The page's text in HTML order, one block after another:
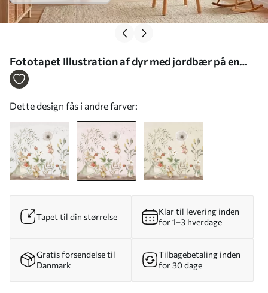
Fototapet Illustration af dyr med jordbær på en
lyserød baggrund Nr. w05422v1
Dette design fås i andre farver:
Tapet til din størrelse
Klar til levering inden
for 1–3 hverdage
Gratis forsendelse til
Danmark
Tilbagebetaling inden
for 30 dage